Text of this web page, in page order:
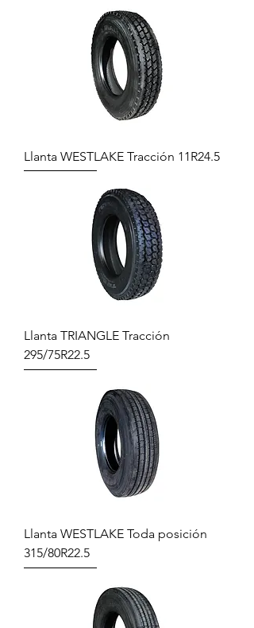
Llanta WESTLAKE Tracción 11R24.5
Llanta TRIANGLE Tracción
295/75R22.5
Llanta WESTLAKE Toda posición
315/80R22.5